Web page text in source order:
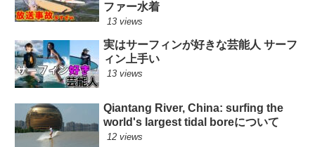
ファー水着
13 views
実はサーフィンが好きな芸能人 サーフ
ィン上手い
13 views
Qiantang River, China: surfing the
world's largest tidal boreについて
12 views